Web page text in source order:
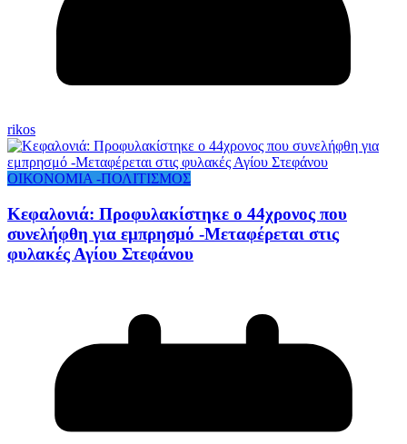
rikos
ΟΙΚΟΝΟΜΙΑ -ΠΟΛΙΤΙΣΜΟΣ
Κεφαλονιά: Προφυλακίστηκε ο 44χρονος που
συνελήφθη για εμπρησμό -Μεταφέρεται στις
φυλακές Αγίου Στεφάνου